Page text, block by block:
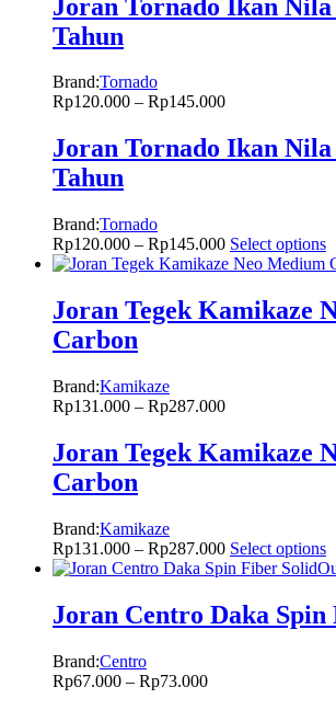
Joran Tornado Ikan Nila
Tahun
Brand:Tornado
Rp120.000 – Rp145.000
Joran Tornado Ikan
Tahun
Brand:Tornado
Rp120.000 – Rp145.000 Select options
Joran Tegek Kamikaze
Carbon
Brand:Kamikaze
Rp131.000 – Rp287.000
Joran Tegek Kamikaze
Carbon
Brand:Kamikaze
Rp131.000 – Rp287.000 Select options
Joran Centro Daka Spin
Brand:Centro
Rp67.000 – Rp73.000